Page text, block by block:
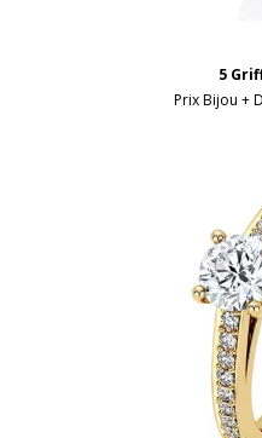
5
Prix Bijou +